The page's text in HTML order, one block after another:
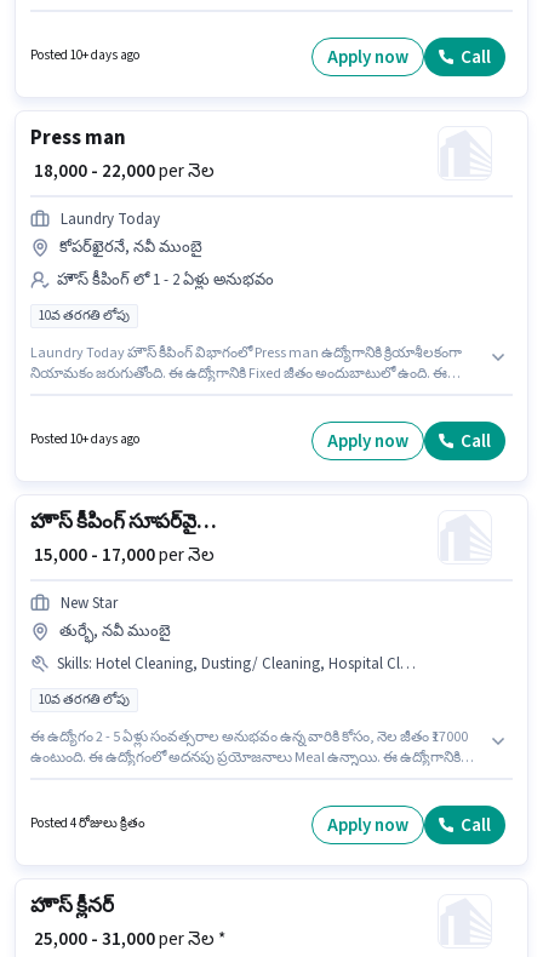
Posted 10+ days ago Apply now Call
Press man
₹ 18,000 - 22,000per నెల
Laundry Today
కోపర్‌ఖైరనే, నవీ ముంబై
హౌస్ కీపింగ్ లో 1 - 2 ఏళ్లు అనుభవం
10వ తరగతి లోపు
Laundry Today హౌస్ కీపింగ్ విభాగంలో Press man ఉద్యోగానికి క్రియాశీలకంగా
నియామకం జరుగుతోంది. ఈ ఉద్యోగానికి Fixed జీతం అందుబాటులో ఉంది. ఈ
అర్హత ఉన్న అభ్యర్థులు దరఖాస్తు చేయవచ్చు.
Posted 10+ days ago Apply now Call
హౌస్ కీపింగ్ సూపర్‌వైజర్
₹ 15,000 - 17,000per నెల
New Star
తుర్భే, నవీ ముంబై
Skills: Hotel Cleaning, Dusting/ Cleaning, Hospital Cleaning, Restaurant Cleaning, Kitchen Cleaning, House Cleaning, School Cleaning
10వ తరగతి లోపు
ఈ ఉద్యోగం 2 - 5 ఏళ్లు సంవత్సరాల అనుభవం ఉన్న వారికి కోసం, నెల జీతం ₹17000
ఉంటుంది. ఈ ఉద్యోగంలో అదనపు ప్రయోజనాలు Meal ఉన్నాయి. ఈ ఉద్యోగానికి
ఉద్యోగానికి అభ్యర్థి వద్ద Kitchen Cleaning, Dusting/ Cleaning, Restaurant
Cleaning, Hotel Cleaning, House Cleaning, School Cleaning, Hospital
Posted 4 రోజులు క్రితం Apply now Call
హౌస్ క్లీనర్
₹ 25,000 - 31,000per నెల *